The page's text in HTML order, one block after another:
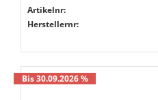
Artikelnr:
Herstellernr:
Bis 30.09.2026 %